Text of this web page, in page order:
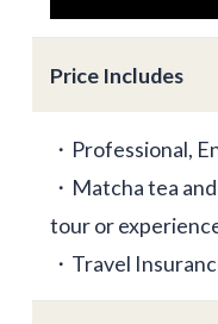
Price Includes
・Professional,
・Matcha tea
tour or
・Travel